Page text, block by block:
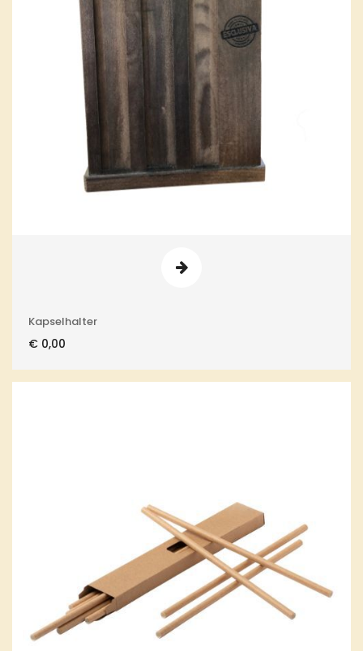
Kapselhalter
€ 0,00